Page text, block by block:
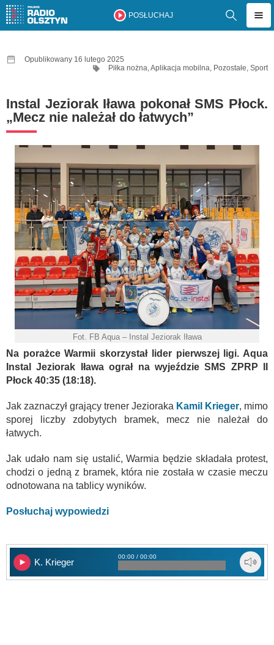
POSŁUCHAJ
Opublikowany 16 lutego 2025
Piłka nożna,Aplikacja mobilna, Pozostałe, Sport
Instal Jeziorak Iława pokonał SMS Płock.
„Mecz nie należał do łatwych”
Fot. FB Aqua – Instal Jeziorak Iława
Na porażce Warmii skorzystał lider pierwszej ligi. Aqua
Instal Jeziorak Iława ograł na wyjeździe SMS ZPRP II
Płock 40:35 (18:18).
Jak zaznaczył grający trener Jezioraka Kamil Krieger, mimo
sporej liczby zdobytych bramek, mecz nie należał do
łatwych.
Jak udało nam się ustalić, Warmia będzie składała protest,
chodzi o jedną z bramek, która nie została w czasie meczu
odnotowana na tablicy wyników.
Posłuchaj wypowiedzi
K. Krieger
00:00 / 00:00